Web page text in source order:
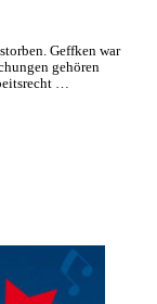
Geffken war
gehören
…